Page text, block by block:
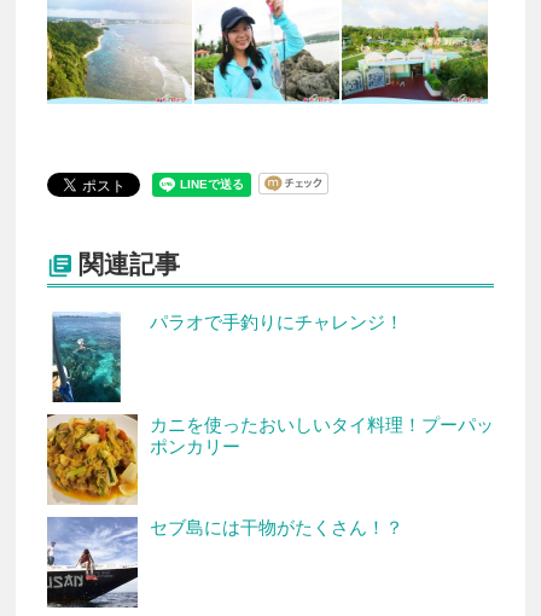
 関連記事
パラオで手釣りにチャレンジ！
カニを使ったおいしいタイ料理！プーパッ
ポンカリー
セブ島には干物がたくさん！？